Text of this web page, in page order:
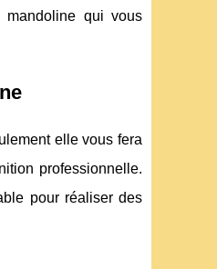
mandoline qui vous
elle vous fera
professionnelle.
pour réaliser des